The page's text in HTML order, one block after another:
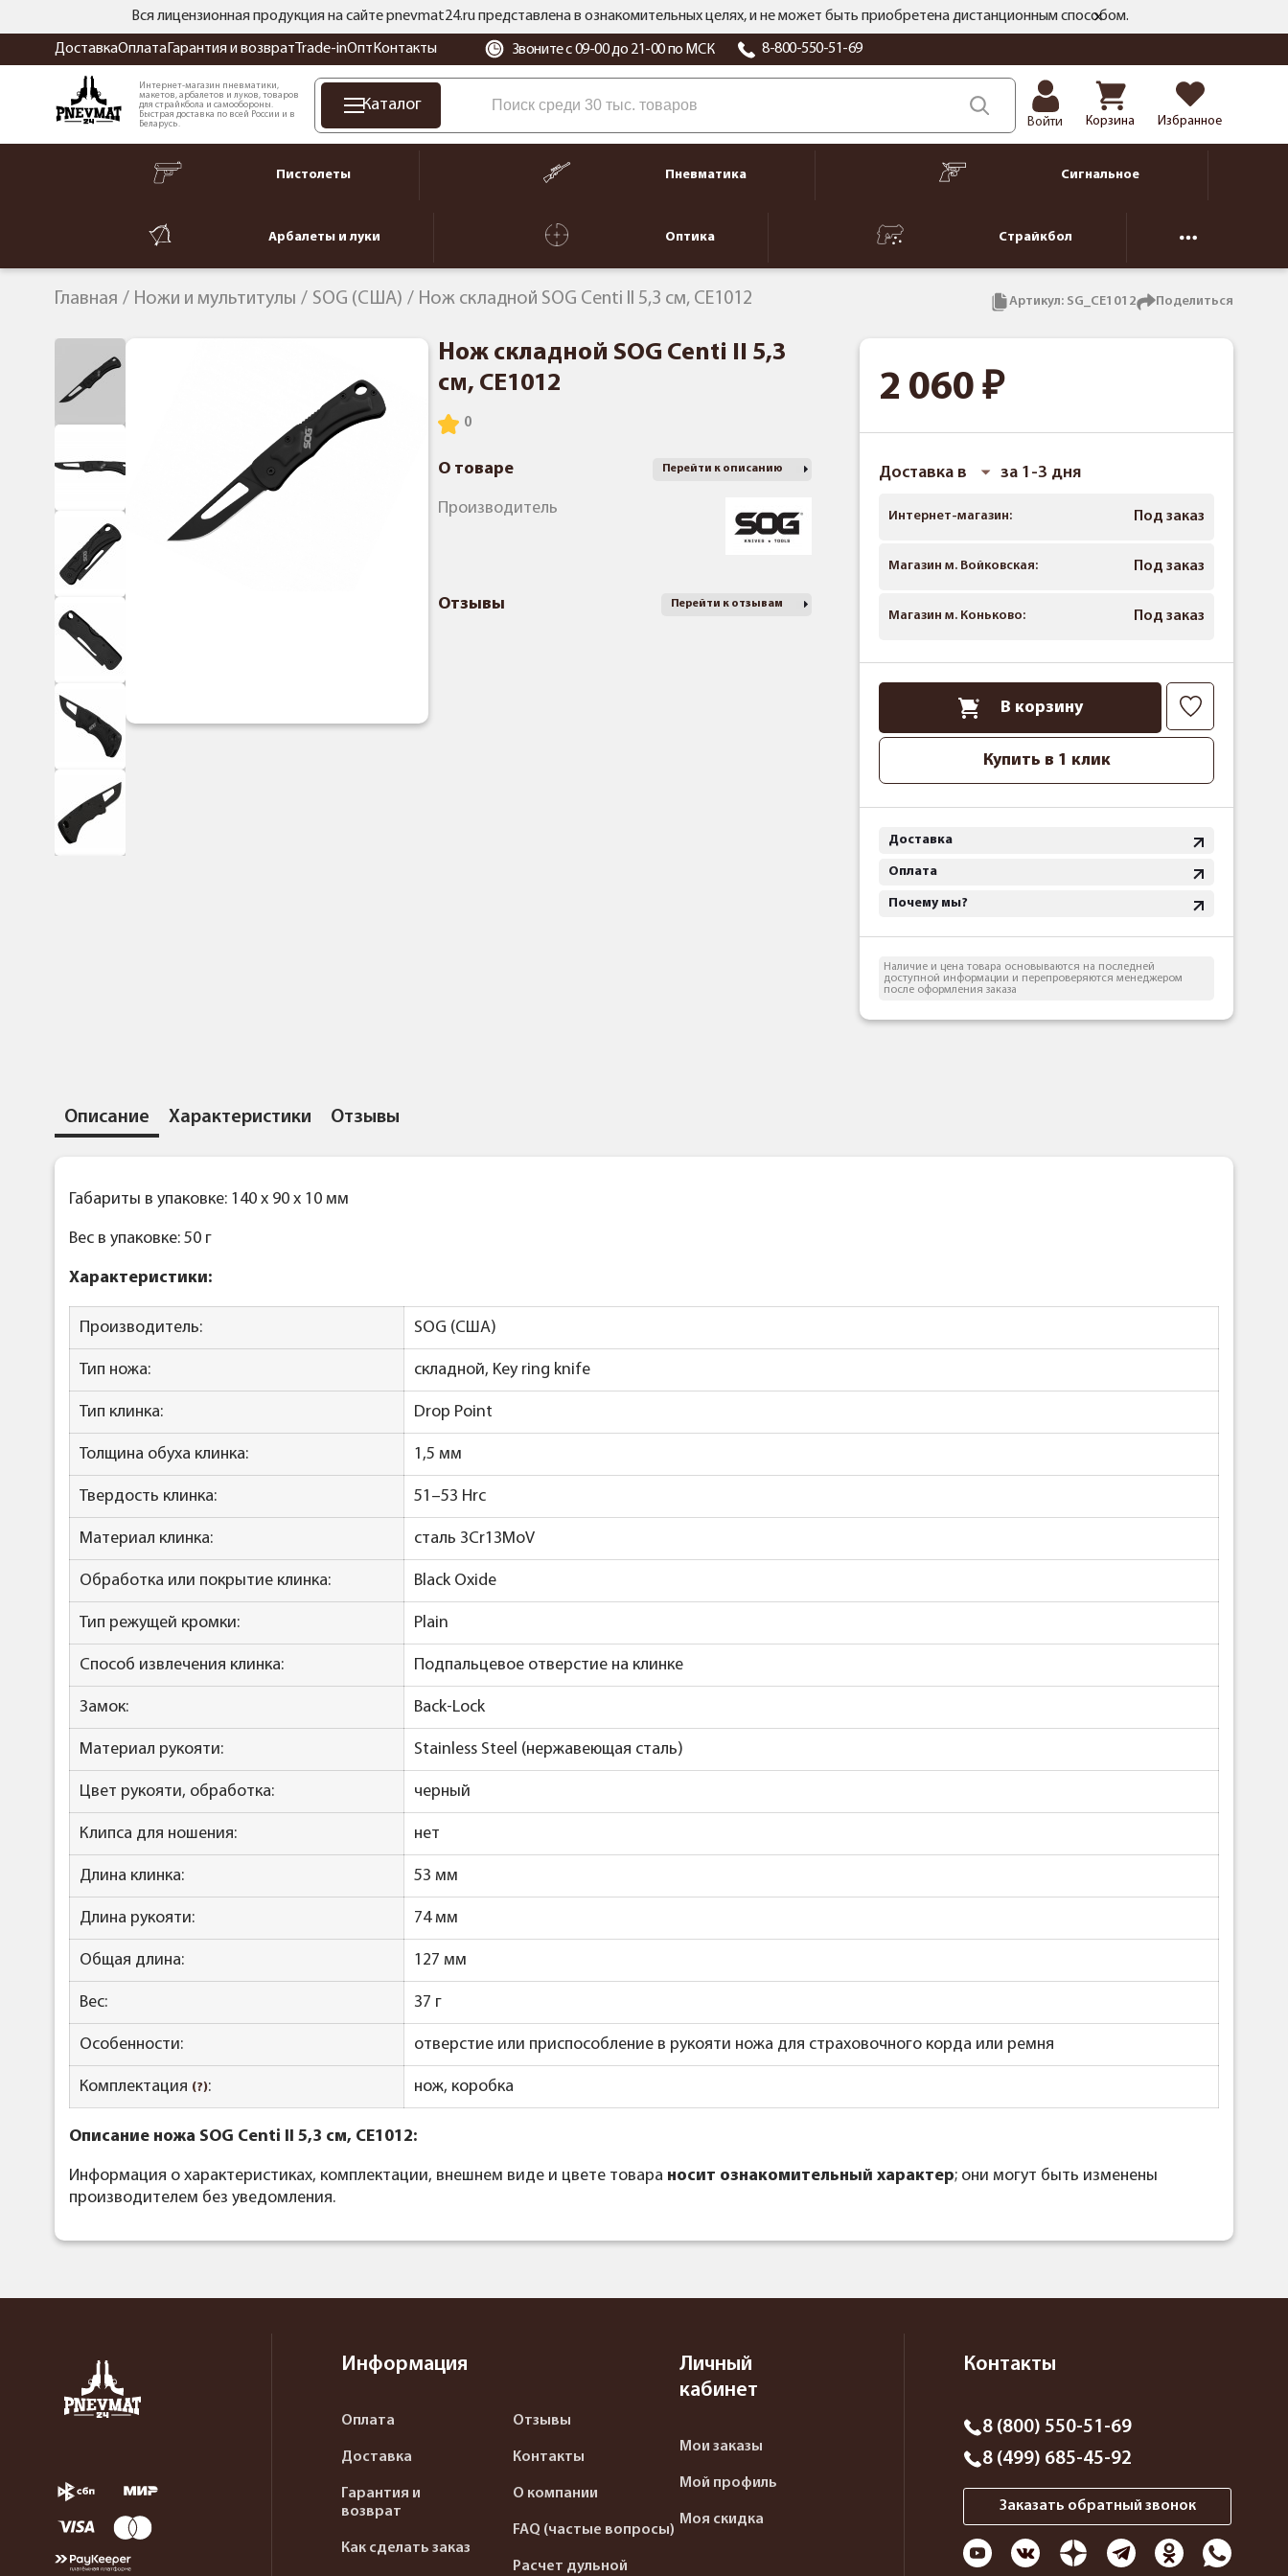
Вся лицензионная продукция на сайте pnevmat24.ru представлена в ознакомительных целях, и не может быть приобретена дистанционным способом.
ДоставкаОплата Гарантия и возврат Trade-inОпт Контакты Звоните с 09-00 до 21-00 по МСК 8-800-550-51-69
Интернет-магазин пневматики,
макетов, арбалетов и луков, товаров
для страйкбола и самообороны.
Быстрая доставка по всей России и в
Беларусь.
Каталог
Войти Корзина Избранное
Пистолеты Пневматика Сигнальное
Арбалеты и луки Оптика Страйкбол
Главная Ножи и мультитулы SOG (США) Нож складной SOG Centi II 5,3 см, CE1012 Артикул: SG_CE1012 Поделиться
Нож складной SOG Centi II 5,3
см, CE1012
О товаре Перейти к описанию
Производитель
Отзывы Перейти к отзывам
2 060
Доставка в за 1-3 дня
Интернет-магазин: Под заказ
Магазин м. Войковская: Под заказ
Магазин м. Коньково: Под заказ
В корзину
Купить в 1 клик
Доставка
Оплата
Почему мы?
Наличие и цена товара основываются на последней
доступной информации и перепроверяются менеджером
после оформления заказа
Описание Характеристики Отзывы
Габариты в упаковке: 140 x 90 x 10 мм
Вес в упаковке: 50 г
Характеристики:
Производитель: SOG (США)
Тип ножа: складной, Key ring knife
Тип клинка: Drop Point
Толщина обуха клинка: 1,5 мм
Твердость клинка: 51–53 Hrc
Материал клинка: сталь 3Cr13MoV
Обработка или покрытие клинка: Black Oxide
Тип режущей кромки: Plain
Способ извлечения клинка: Подпальцевое отверстие на клинке
Замок: Back-Lock
Материал рукояти: Stainless Steel (нержавеющая сталь)
Цвет рукояти, обработка: черный
Клипса для ношения: нет
Длина клинка: 53 мм
Длина рукояти: 74 мм
Общая длина: 127 мм
Вес: 37 г
Особенности: отверстие или приспособление в рукояти ножа для страховочного корда или ремня
Комплектация (?): нож, коробка
Описание ножа SOG Centi II 5,3 см, CE1012:
Информация о характеристиках, комплектации, внешнем виде и цвете товара носит ознакомительный характер; они могут быть изменены
производителем без уведомления.
Информация
Оплата
Доставка
Гарантия и
возврат
Как сделать заказ
Отзывы
Контакты
О компании
FAQ (частые вопросы)
Расчет дульной
Личный
кабинет
Мои заказы
Мой профиль
Моя скидка
Контакты
8 (800) 550-51-69
8 (499) 685-45-92
Заказать обратный звонок